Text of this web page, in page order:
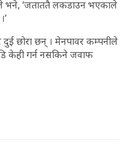
भने, ‘जताततै लकडाउन भएकाले
दुई छोरा छन् । मेनपावर कम्पनीले
केही गर्न नसकिने जवाफ